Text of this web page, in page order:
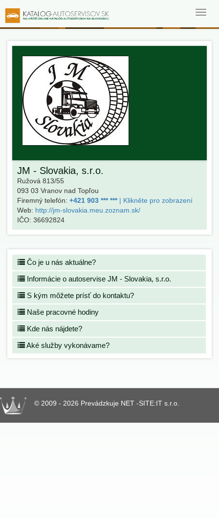
JM - Slovakia, s.r.o.
Ružová 813/55
093 03 Vranov nad Topľou
Firemný telefón: +421 903 *** ***| Klikněte pro zobrazení
Web: http://jm-slovakia.meu.zoznam.sk/
IČO: 36692824
Čo je u nás aktuálne?
Informácie o autoservise JM - Slovakia, s.r.o.
S kým môžete prísť do kontaktu?
Naše pracovné hodiny
Kde nás nájdete?
Aké služby vykonávame?
© 2009 - 2026 Prevádzkuje NET -SITE:IT s.r.o.